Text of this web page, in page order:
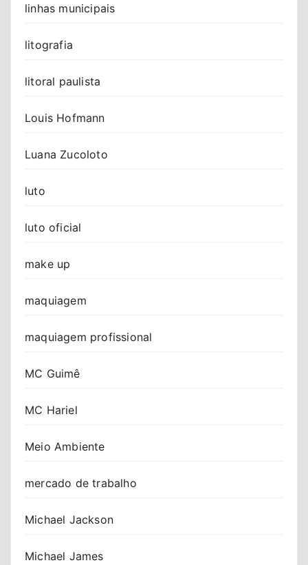
linhas municipais
litografia
litoral paulista
Louis Hofmann
Luana Zucoloto
luto
luto oficial
make up
maquiagem
maquiagem profissional
MC Guimê
MC Hariel
Meio Ambiente
mercado de trabalho
Michael Jackson
Michael James